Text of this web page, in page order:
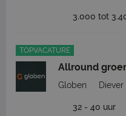
3.000 tot
TOPVACATURE
Allround
Globen Diever
32 - 40 uur